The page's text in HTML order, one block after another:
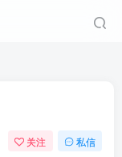
关注 私信